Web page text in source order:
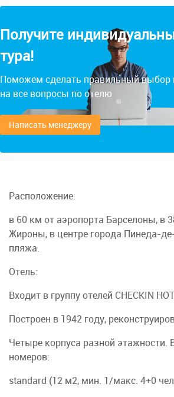
Получите
тура!
Поможем сделать правильный выбор
на все вопросы по отелю
Написать менеджеру
Расположение:
в 60 км от аэропорта Барселоны, в
Жироны, в центре города Пинеда-
пляжа.
Отель:
Входит в группу отелей CHECKIN
Построен в 1942 году,
Четыре корпуса разной этажности.
номеров:
standard (12 м2, мин. 1/макс. 4+0